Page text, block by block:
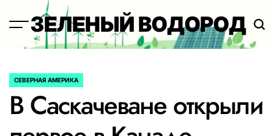
содержимому
ЗЕЛЕНЫЙ ВОДОРОД
ОПУБЛИКОВАНО
СЕВЕРНАЯ АМЕРИКА
В Саскачеване открыли